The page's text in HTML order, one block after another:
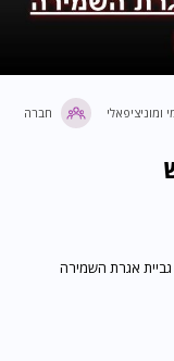
ומוניציפאלי חברה
אגרת השמירה